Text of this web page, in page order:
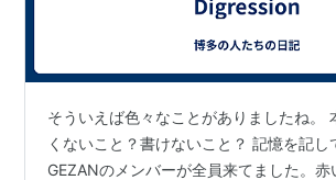
そういえば色々なことがありましたね。
くないこと？書けないこと？ 記憶を記し
GEZANのメンバーが全員来てました。赤